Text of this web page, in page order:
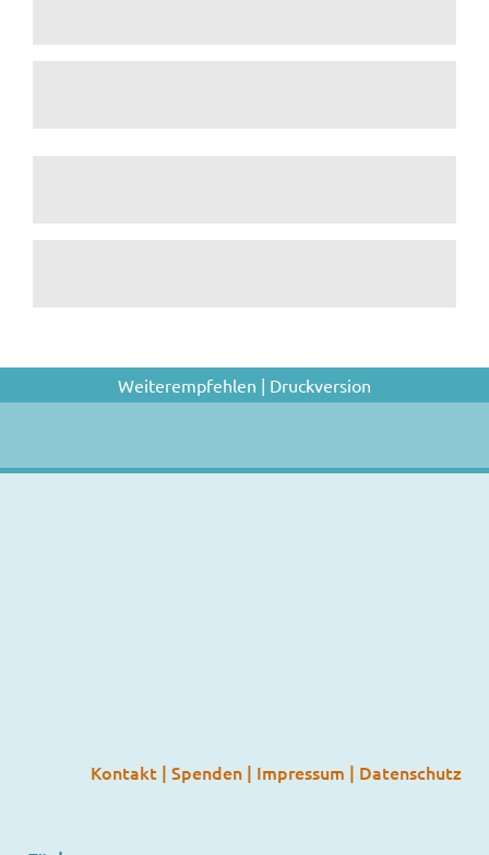
Weiterempfehlen | Druckversion
Kontakt | Spenden | Impressum | Datenschutz